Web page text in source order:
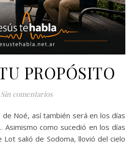
PROPÓSITO
Sin comentarios
como sucedió en los días
salió de Sodoma, llovió del cielo